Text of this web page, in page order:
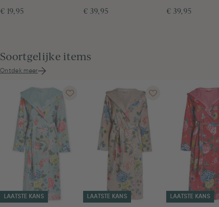
€ 19,95 € 39,95 € 39,95
Soortgelijke items
Ontdek meer
LAATSTE KANS LAATSTE KANS LAATSTE KANS